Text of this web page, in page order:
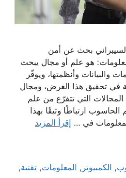
بحث عن أمن
هو علم أو مجال يبحث
والبيانات وأنظمتها، ويوفّر
في تحقيق هذا الغرض، ومجال
التي تتفرّع من علم
ارتباطًا وثيقًا بهذا
في … إقرأ المزيد
, الكمبيوتر , المعلومات,تقنية,